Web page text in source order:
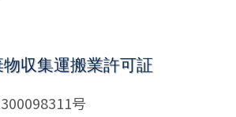
物収集運搬業許可証
号